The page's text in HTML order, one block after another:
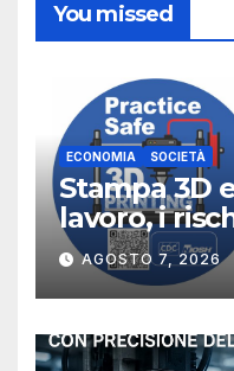
You missed
ECONOMIA SOCIETÀ
Stampa 3D
lavoro, i
NIOSH
AGOSTO 7, 2026